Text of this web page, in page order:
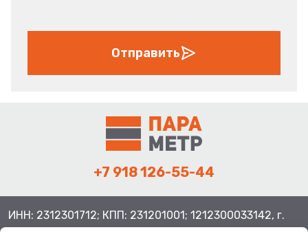
Отправить
+7 918 126-55-44
ИНН: 2312301712; КПП: 231201001; 1212300033142, г.